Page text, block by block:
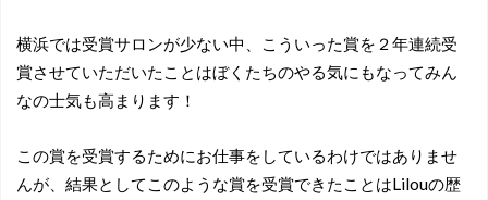
横浜では受賞サロンが少ない中、こういった賞を２年連続受
賞させていただいたことはぼくたちのやる気にもなってみん
なの士気も高まります！
この賞を受賞するためにお仕事をしているわけではありませ
んが、結果としてこのような賞を受賞できたことはLilouの歴